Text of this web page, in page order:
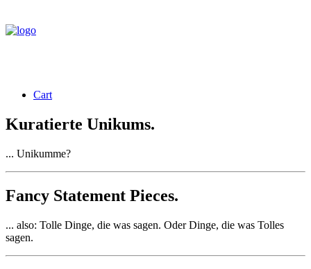
Cart
Kuratierte Unikums.
... Unikumme?
Fancy Statement Pieces.
... also: Tolle Dinge, die was sagen. Oder Dinge, die was Tolles
sagen.